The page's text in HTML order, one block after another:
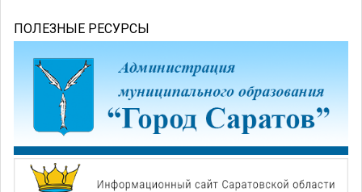
ПОЛЕЗНЫЕ РЕСУРСЫ